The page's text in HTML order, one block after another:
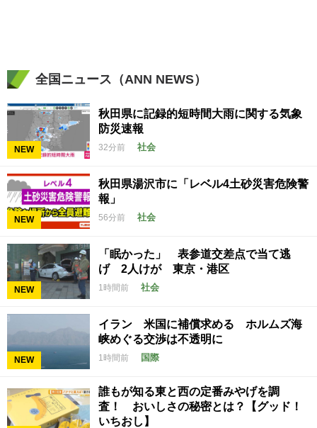
全国ニュース（ANN NEWS）
NEW
秋田県に記録的短時間大雨に関する気象
防災速報
32分前 社会
NEW
秋田県湯沢市に「レベル4土砂災害危険警
報」
56分前 社会
NEW
「眠かった」 表参道交差点で当て逃
げ 2人けが 東京・港区
1時間前 社会
NEW
イラン 米国に補償求める ホルムズ海
峡めぐる交渉は不透明に
1時間前 国際
誰もが知る東と西の定番みやげを調
査！ おいしさの秘密とは？【グッド！
いちおし】